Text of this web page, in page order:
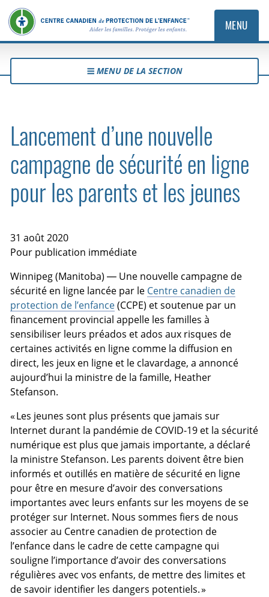
MENU
MENU DE LA SECTION
Lancement d’une nouvelle
campagne de sécurité en ligne
pour les parents et les jeunes
31 août 2020
Pour publication immédiate
Winnipeg (Manitoba) — Une nouvelle campagne de
sécurité en ligne lancée par le Centre canadien de
protection de l’enfance(CCPE) et soutenue par un
financement provincial appelle les familles à
sensibiliser leurs préados et ados aux risques de
certaines activités en ligne comme la diffusion en
direct, les jeux en ligne et le clavardage, a annoncé
aujourd’hui la ministre de la famille, Heather
Stefanson.
« Les jeunes sont plus présents que jamais sur
Internet durant la pandémie de COVID-19 et la sécurité
numérique est plus que jamais importante, a déclaré
la ministre Stefanson. Les parents doivent être bien
informés et outillés en matière de sécurité en ligne
pour être en mesure d’avoir des conversations
importantes avec leurs enfants sur les moyens de se
protéger sur Internet. Nous sommes fiers de nous
associer au Centre canadien de protection de
l’enfance dans le cadre de cette campagne qui
souligne l’importance d’avoir des conversations
régulières avec vos enfants, de mettre des limites et
de savoir identifier les dangers potentiels. »